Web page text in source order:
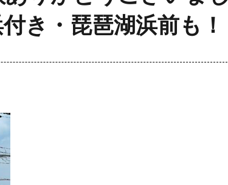
き・琵琶湖浜前も！